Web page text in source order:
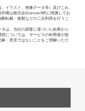
イラスト、画像データ等）及びこれ
権は株式会社oricon MEに帰属してお
転載・複製などの二次利用を行うこ
は、当社の調査に基づいた結果から
については、サービスの利用者が提
・意見ではないことをご理解いただ